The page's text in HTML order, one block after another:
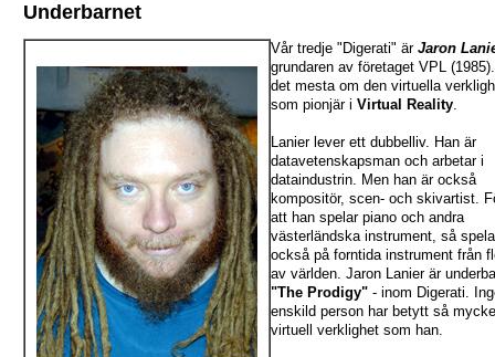
Underbarnet
Vår tredje "Digerati" är Jaron
grundaren av företaget VPL
det mesta om den virtuella
som pionjär i Virtual Reality
Lanier lever ett dubbelliv. Han är
datavetenskapsman och arbetar i
dataindustrin. Men han är också
kompositör, scen- och skivartist.
att han spelar piano och andra
västerländska instrument, så
också på forntida instrument från
av världen. Jaron Lanier är
"The Prodigy" - inom Digerati.
enskild person har betytt så
virtuell verklighet som han.